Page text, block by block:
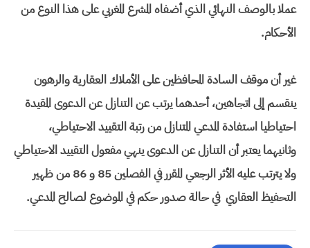
عملا بالوصف النهائي الذي أضفاه المشرع المغربي على هذا النوع من
الأحكام.
غير أن موقف السادة المحافظين على الأملاك العقارية والرهون
ينقسم إلى اتجاهين، أحدهما يرتب عن التنازل عن الدعوى المقيدة
احتياطيا استفادة المدعي المتنازل من رتبة التقييد الاحتياطي،
وثانيهما يعتبر أن التنازل عن الدعوى ينهي مفعول التقييد الاحتياطي
ولا يترتب عليه الأثر الرجعي المقرر في الفصلين 85 و 86 من ظهير
التحفيظ العقاري في حالة صدور حكم في الموضوع لصالح المدعي.